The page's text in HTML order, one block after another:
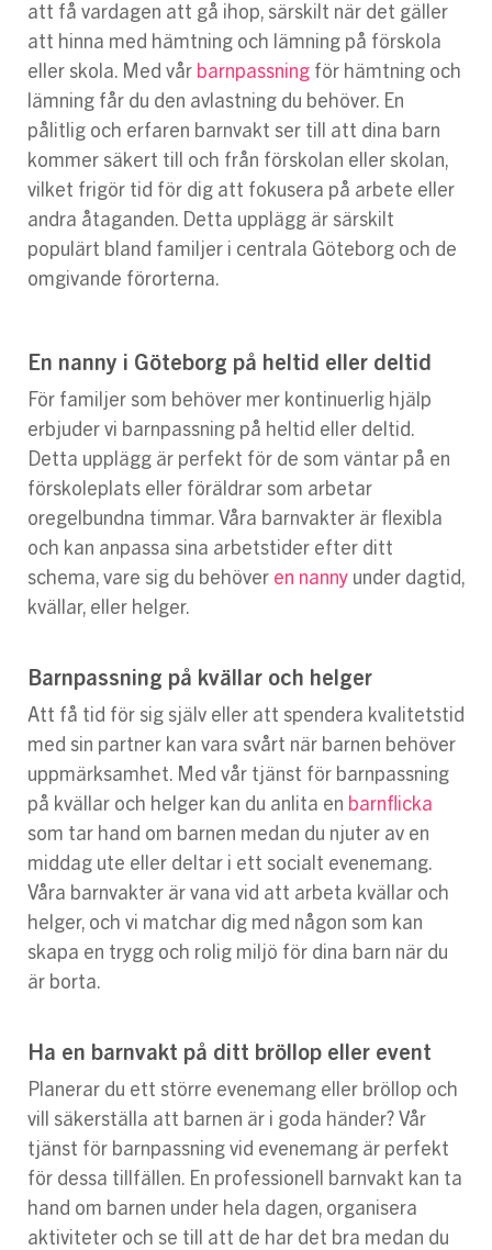
att få vardagen att gå ihop, särskilt när det gäller
att hinna med hämtning och lämning på förskola
eller skola. Med vår barnpassning för hämtning och
lämning får du den avlastning du behöver. En
pålitlig och erfaren barnvakt ser till att dina barn
kommer säkert till och från förskolan eller skolan,
vilket frigör tid för dig att fokusera på arbete eller
andra åtaganden. Detta upplägg är särskilt
populärt bland familjer i centrala Göteborg och de
omgivande förorterna.
En nanny i Göteborg på heltid eller deltid
För familjer som behöver mer kontinuerlig hjälp
erbjuder vi barnpassning på heltid eller deltid.
Detta upplägg är perfekt för de som väntar på en
förskoleplats eller föräldrar som arbetar
oregelbundna timmar. Våra barnvakter är flexibla
och kan anpassa sina arbetstider efter ditt
schema, vare sig du behöver en nanny under dagtid,
kvällar, eller helger.
Barnpassning på kvällar och helger
Att få tid för sig själv eller att spendera kvalitetstid
med sin partner kan vara svårt när barnen behöver
uppmärksamhet. Med vår tjänst för barnpassning
på kvällar och helger kan du anlita en barnflicka
som tar hand om barnen medan du njuter av en
middag ute eller deltar i ett socialt evenemang.
Våra barnvakter är vana vid att arbeta kvällar och
helger, och vi matchar dig med någon som kan
skapa en trygg och rolig miljö för dina barn när du
är borta.
Ha en barnvakt på ditt bröllop eller event
Planerar du ett större evenemang eller bröllop och
vill säkerställa att barnen är i goda händer? Vår
tjänst för barnpassning vid evenemang är perfekt
för dessa tillfällen. En professionell barnvakt kan ta
hand om barnen under hela dagen, organisera
aktiviteter och se till att de har det bra medan du